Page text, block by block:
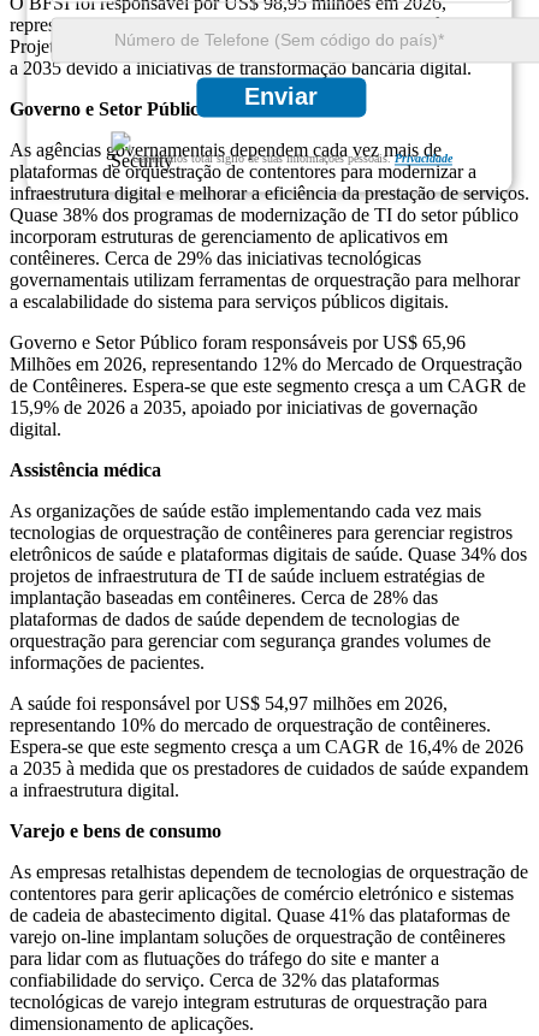
Enviar
Garantimos total sigilo de suas informações pessoais.Privacidade
representando 18% do mercado de orquestração de contêineres.
Projeta-se que este segmento cresça a um CAGR de 16,8% de 2026
a 2035 devido a iniciativas de transformação bancária digital.
Governo e Setor Público
As agências governamentais dependem cada vez mais de
plataformas de orquestração de contentores para modernizar a
infraestrutura digital e melhorar a eficiência da prestação de serviços.
Quase 38% dos programas de modernização de TI do setor público
incorporam estruturas de gerenciamento de aplicativos em
contêineres. Cerca de 29% das iniciativas tecnológicas
governamentais utilizam ferramentas de orquestração para melhorar
a escalabilidade do sistema para serviços públicos digitais.
Governo e Setor Público foram responsáveis ​​por US$ 65,96
Milhões em 2026, representando 12% do Mercado de Orquestração
de Contêineres. Espera-se que este segmento cresça a um CAGR de
15,9% de 2026 a 2035, apoiado por iniciativas de governação
digital.
Assistência médica
As organizações de saúde estão implementando cada vez mais
tecnologias de orquestração de contêineres para gerenciar registros
eletrônicos de saúde e plataformas digitais de saúde. Quase 34% dos
projetos de infraestrutura de TI de saúde incluem estratégias de
implantação baseadas em contêineres. Cerca de 28% das
plataformas de dados de saúde dependem de tecnologias de
orquestração para gerenciar com segurança grandes volumes de
informações de pacientes.
A saúde foi responsável por US$ 54,97 milhões em 2026,
representando 10% do mercado de orquestração de contêineres.
Espera-se que este segmento cresça a um CAGR de 16,4% de 2026
a 2035 à medida que os prestadores de cuidados de saúde expandem
a infraestrutura digital.
Varejo e bens de consumo
As empresas retalhistas dependem de tecnologias de orquestração de
contentores para gerir aplicações de comércio eletrónico e sistemas
de cadeia de abastecimento digital. Quase 41% das plataformas de
varejo on-line implantam soluções de orquestração de contêineres
para lidar com as flutuações do tráfego do site e manter a
confiabilidade do serviço. Cerca de 32% das plataformas
tecnológicas de varejo integram estruturas de orquestração para
dimensionamento de aplicações.